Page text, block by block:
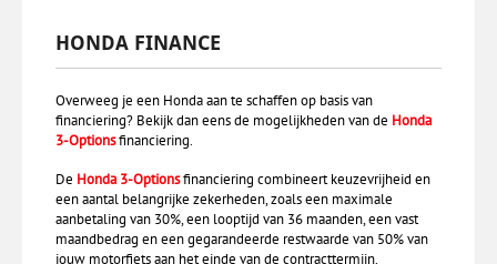
HONDA FINANCE
Overweeg je een Honda aan te schaffen op basis van
financiering? Bekijk dan eens de mogelijkheden van de Honda
3-Optionsfinanciering.
De Honda 3-Optionsfinanciering combineert keuzevrijheid en
een aantal belangrijke zekerheden, zoals een maximale
aanbetaling van 30%, een looptijd van 36 maanden, een vast
maandbedrag en een gegarandeerde restwaarde van 50% van
jouw motorfiets aan het einde van de contracttermijn.